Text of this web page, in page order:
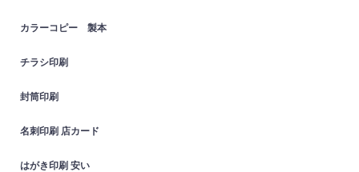
カラーコピー 製本
チラシ印刷
封筒印刷
名刺印刷 店カード
はがき印刷 安い